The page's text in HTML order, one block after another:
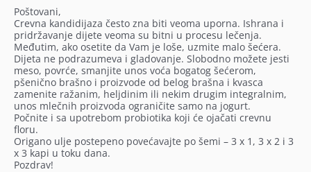
Poštovani,
Crevna kandidijaza često zna biti veoma uporna. Ishrana i
pridržavanje dijete veoma su bitni u procesu lečenja.
Međutim, ako osetite da Vam je loše, uzmite malo šećera.
Dijeta ne podrazumeva i gladovanje. Slobodno možete jesti
meso, povrće, smanjite unos voća bogatog šećerom,
pšenično brašno i proizvode od belog brašna i kvasca
zamenite ražanim, heljdinim ili nekim drugim integralnim,
unos mlečnih proizvoda ograničite samo na jogurt.
Počnite i sa upotrebom probiotika koji će ojačati crevnu
floru.
Origano ulje postepeno povećavajte po šemi – 3 x 1, 3 x 2 i 3
x 3 kapi u toku dana.
Pozdrav!